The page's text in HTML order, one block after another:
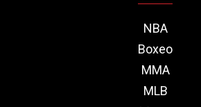
NBA
Boxeo
MMA
MLB